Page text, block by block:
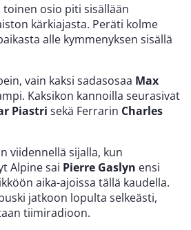
osio piti sisällään
kärkiajasta. Peräti kolme
alle kymmenyksen sisällä
vain kaksi sadasosaa Max
Kaksikon kannoilla seurasivat
Piastri sekä Ferrarin Charles
viidennellä sijalla, kun
Alpine sai Pierre Gaslyn ensi
aika-ajoissa tällä kaudella.
jatkoon lopulta selkeästi,
tiimiradioon.